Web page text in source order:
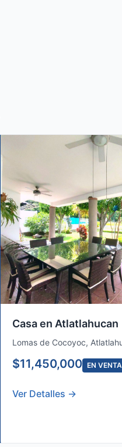
Casa en Atlatlahucan
Lomas de Cocoyoc,
$11,450,000 EN VENTA
Ver Detalles →